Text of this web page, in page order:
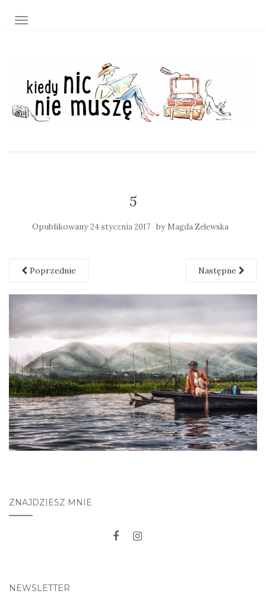
TOGGLE NAVIGATION
5
Opublikowany24 stycznia 2017 by Magda Zelewska
Poprzednie Następne
ZNAJDZIESZ MNIE
NEWSLETTER